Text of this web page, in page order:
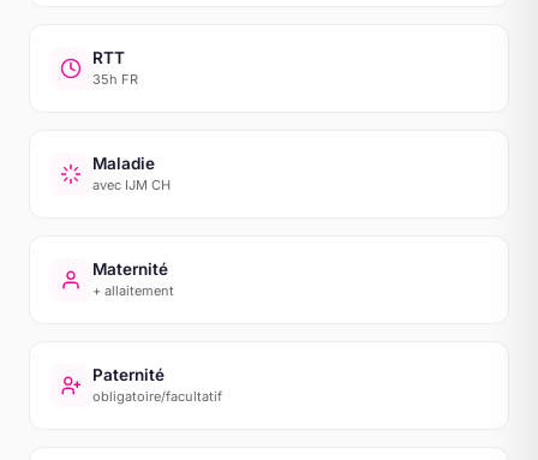
RTT
35h FR
Maladie
avec IJM CH
Maternité
+ allaitement
Paternité
obligatoire/facultatif